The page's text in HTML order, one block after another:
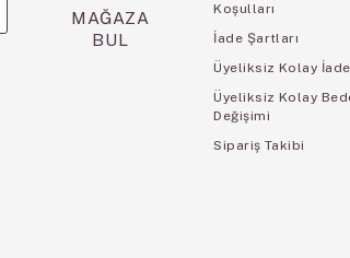
MAĞAZA
BUL
Koşulları
İade Şartları
Üyeliksiz Kolay İade
Üyeliksiz Kolay
Değişimi
Sipariş Takibi